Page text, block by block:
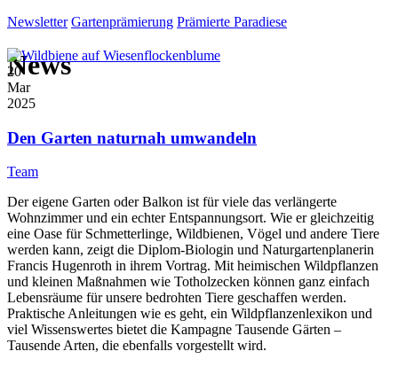
Newsletter Gartenprämierung Prämierte Paradiese
News
20
Mar
2025
Den Garten naturnah umwandeln
Team
Der eigene Garten oder Balkon ist für viele das verlängerte
Wohnzimmer und ein echter Entspannungsort. Wie er gleichzeitig
eine Oase für Schmetterlinge, Wildbienen, Vögel und andere Tiere
werden kann, zeigt die Diplom-Biologin und Naturgartenplanerin
Francis Hugenroth in ihrem Vortrag. Mit heimischen Wildpflanzen
und kleinen Maßnahmen wie Totholzecken können ganz einfach
Lebensräume für unsere bedrohten Tiere geschaffen werden.
Praktische Anleitungen wie es geht, ein Wildpflanzenlexikon und
viel Wissenswertes bietet die Kampagne Tausende Gärten –
Tausende Arten, die ebenfalls vorgestellt wird.